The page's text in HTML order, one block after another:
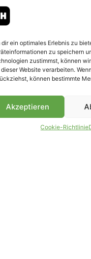
dir ein optimales Erlebnis zu
zu speichern
zustimmst, können
Website verarbeiten.
können bestimmte
Akzeptieren
Cookie-Richtlinie